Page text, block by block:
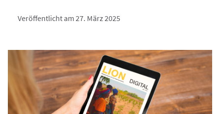
Veröffentlicht am 27. März 2025